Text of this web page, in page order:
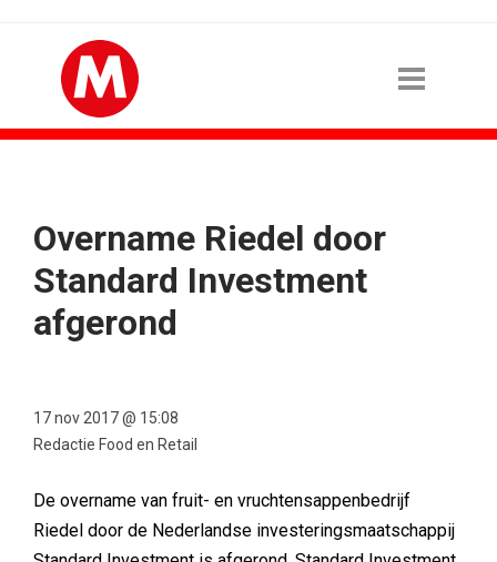
Overname Riedel door
Standard Investment
afgerond
17 nov 2017 @ 15:08
Redactie Food en Retail
De overname van fruit- en vruchtensappenbedrijf
Riedel door de Nederlandse investeringsmaatschappij